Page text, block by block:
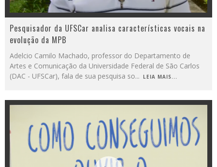
Pesquisador da UFSCar analisa características vocais na
evolução da MPB
Adelcio Camilo Machado, professor do Departamento de
Artes e Comunicação da Universidade Federal de São Carlos
(DAC - UFSCar), fala de sua pesquisa so... LEIA MAIS...